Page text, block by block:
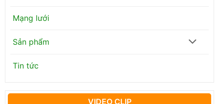
Mạng lưới
Sản phẩm
Tin tức
VIDEO CLIP